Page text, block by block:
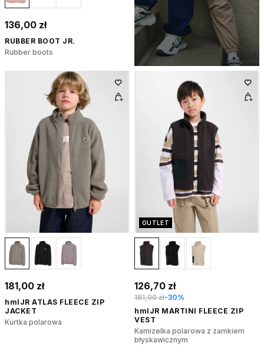
136,00 zł
RUBBER BOOT JR.
Rubber boots
181,00 zł
hmlJR ATLAS FLEECE ZIP
JACKET
Kurtka polarowa
OUTLET
126,70 zł
181,00 zł-30%
hmlJR MARTINI FLEECE ZIP
VEST
Kamizelka polarowa z zamkiem
błyskawicznym